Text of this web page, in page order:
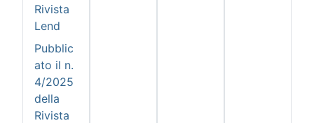
Rivista
Lend
Pubblic
ato il n.
4/2025
della
Rivista